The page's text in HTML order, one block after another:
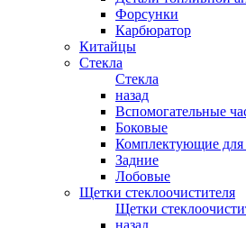
Форсунки
Карбюратор
Китайцы
Стекла
Стекла
назад
Вспомогательные
Боковые
Комплектующие для
Задние
Лобовые
Щетки стеклоочистителя
Щетки
назад